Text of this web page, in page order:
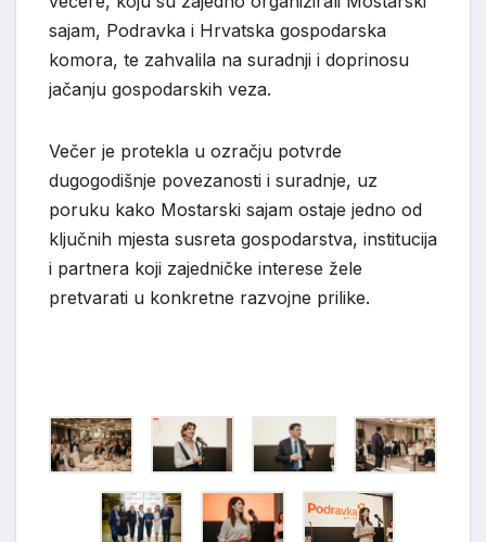
sajam, Podravka i Hrvatska gospodarska
komora, te zahvalila na suradnji i doprinosu
jačanju gospodarskih veza.
Večer je protekla u ozračju potvrde
dugogodišnje povezanosti i suradnje, uz
poruku kako Mostarski sajam ostaje jedno od
ključnih mjesta susreta gospodarstva, institucija
i partnera koji zajedničke interese žele
pretvarati u konkretne razvojne prilike.